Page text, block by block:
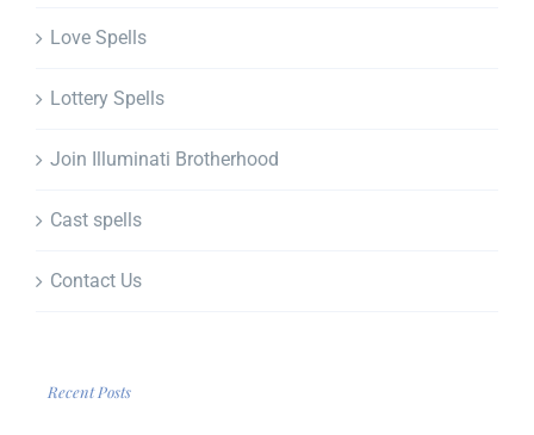
Love Spells
Lottery Spells
Join Illuminati Brotherhood
Cast spells
Contact Us
Recent Posts